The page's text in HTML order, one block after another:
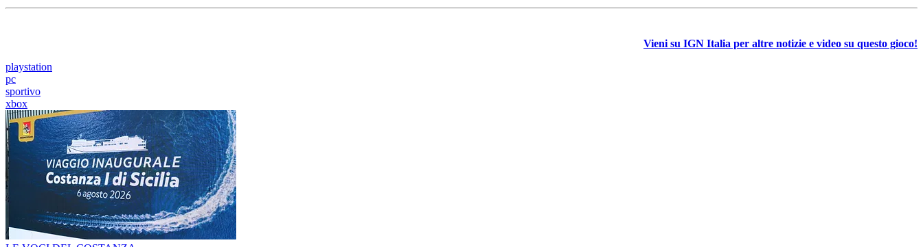
Vieni su IGN Italia per altre notizie e video su questo gioco!
playstation
pc
sportivo
xbox